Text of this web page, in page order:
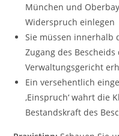
München und
Widerspruch einlegen
Sie müssen innerhalb
Zugang des
Verwaltungsgericht
Ein versehentlich
‚Einspruch‘ wahrt
Bestandskraft des